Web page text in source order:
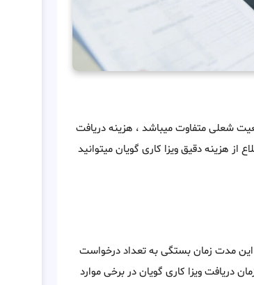
شعلی متفاوت میباشد ، هزینه دریافت
میباشد . شما برای اطلاع از هزینه دقیق ویزا کاری گویان میتوانید
می شود. البته این مدت زمان بستگی به تعداد درخواست
دریافت ویزا کاری گویان در برخی موارد